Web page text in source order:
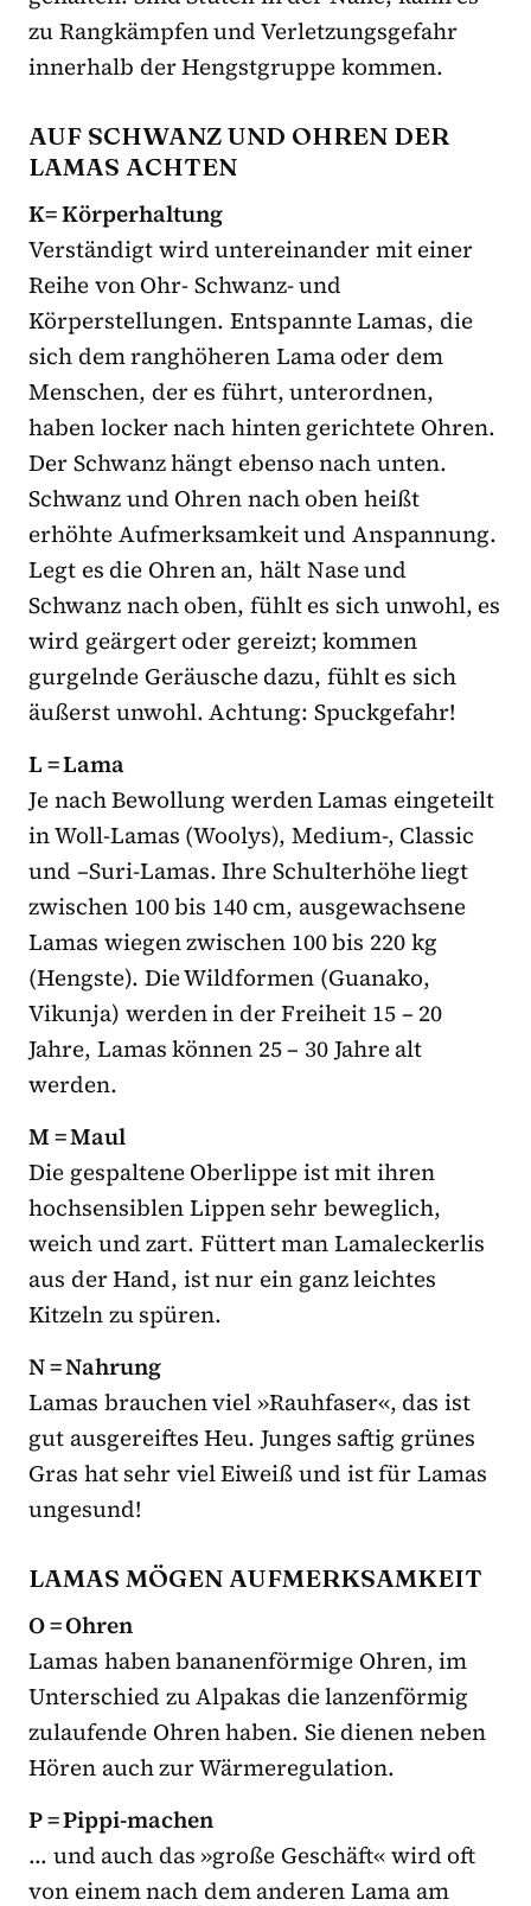
zu Rangkämpfen und Verletzungsgefahr
innerhalb der Hengstgruppe kommen.
AUF SCHWANZ UND OHREN DER
LAMAS ACHTEN
K= Körperhaltung
Verständigt wird untereinander mit einer
Reihe von Ohr- Schwanz- und
Körperstellungen. Entspannte Lamas, die
sich dem ranghöheren Lama oder dem
Menschen, der es führt, unterordnen,
haben locker nach hinten gerichtete Ohren.
Der Schwanz hängt ebenso nach unten.
Schwanz und Ohren nach oben heißt
erhöhte Aufmerksamkeit und Anspannung.
Legt es die Ohren an, hält Nase und
Schwanz nach oben, fühlt es sich unwohl, es
wird geärgert oder gereizt; kommen
gurgelnde Geräusche dazu, fühlt es sich
äußerst unwohl. Achtung: Spuckgefahr!
L = Lama
Je nach Bewollung werden Lamas eingeteilt
in Woll-Lamas (Woolys), Medium-, Classic
und –Suri-Lamas. Ihre Schulterhöhe liegt
zwischen 100 bis 140 cm, ausgewachsene
Lamas wiegen zwischen 100 bis 220 kg
(Hengste). Die Wildformen (Guanako,
Vikunja) werden in der Freiheit 15 – 20
Jahre, Lamas können 25 – 30 Jahre alt
werden.
M = Maul
Die gespaltene Oberlippe ist mit ihren
hochsensiblen Lippen sehr beweglich,
weich und zart. Füttert man Lamaleckerlis
aus der Hand, ist nur ein ganz leichtes
Kitzeln zu spüren.
N = Nahrung
Lamas brauchen viel »Rauhfaser«, das ist
gut ausgereiftes Heu. Junges saftig grünes
Gras hat sehr viel Eiweiß und ist für Lamas
ungesund!
LAMAS MÖGEN AUFMERKSAMKEIT
O = Ohren
Lamas haben bananenförmige Ohren, im
Unterschied zu Alpakas die lanzenförmig
zulaufende Ohren haben. Sie dienen neben
Hören auch zur Wärmeregulation.
P = Pippi-machen
… und auch das »große Geschäft« wird oft
von einem nach dem anderen Lama am